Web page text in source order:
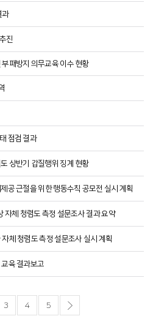
과
진
패방지 의무교육 이수 현황
점검 결과
상반기 갑질행위 징계 현황
공 근절을 위한 행동수칙 공모전 실시 계획
자체 청렴도 측정 설문조사 결과 요약
체 청렴도 측정 설문조사 실시 계획
육 결과보고
3 4 5